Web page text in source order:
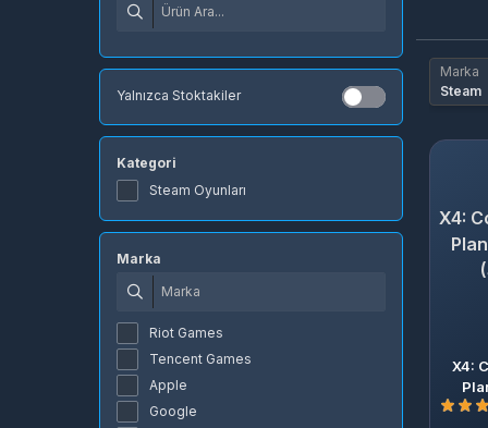
Yalnızca Stoktakiler
Kategori
Steam Oyunları
Marka
Riot Games
Tencent Games
Apple
Google
Marka
Steam
X4:
X4: